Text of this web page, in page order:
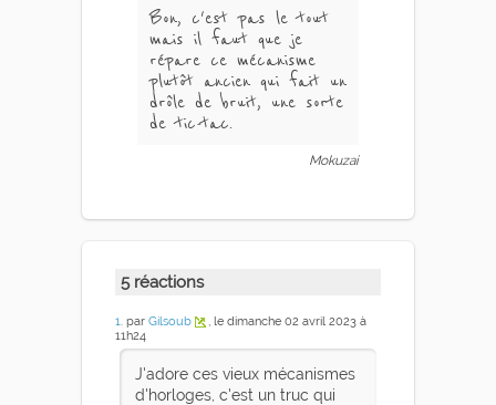
Bon, c'est pas le tout
mais il faut que je
répare ce mécanisme
plutôt ancien qui fait un
drôle de bruit, une sorte
de tic-tac.
Mokuzai
5 réactions
1. par Gilsoub
, le dimanche 02 avril 2023 à
11h24
J'adore ces vieux mécanismes
d'horloges, c'est un truc qui